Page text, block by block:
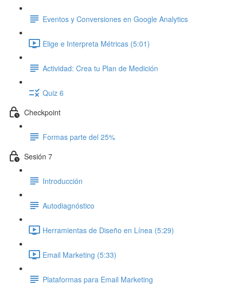
Eventos y Conversiones en Google Analytics
Elige e Interpreta Métricas (5:01)
Actividad: Crea tu Plan de Medición
Quiz 6
Checkpoint
Formas parte del 25%
Sesión 7
Introducción
Autodiagnóstico
Herramientas de Diseño en Línea (5:29)
Email Marketing (5:33)
Plataformas para Email Marketing